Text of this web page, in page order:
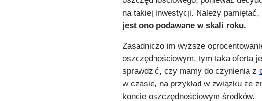
na takiej inwestycji. Należy
jest ono podawane w skali roku.
Zasadniczo im wyższe
oszczędnościowym, tym taka oferta
sprawdzić, czy mamy do czynienia z
w czasie, na przykład w związku ze
koncie oszczędnościowym środków.